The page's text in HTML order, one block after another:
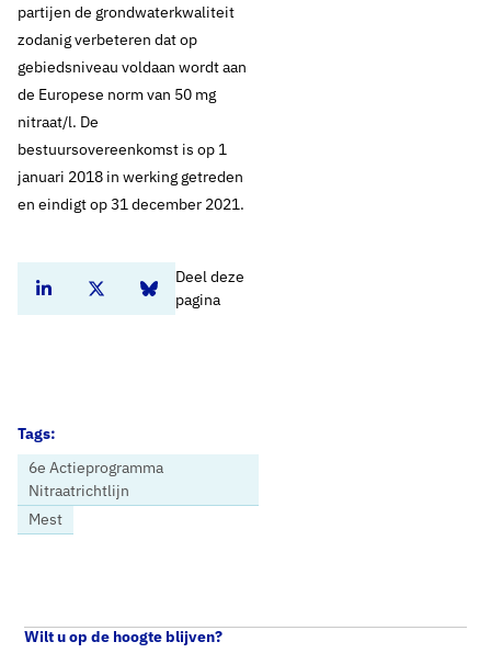
Home Nieuws
partijen de grondwaterkwaliteit
zodanig verbeteren dat op
gebiedsniveau voldaan wordt aan
de Europese norm van 50 mg
nitraat/l. De
bestuursovereenkomst is op 1
januari 2018 in werking getreden
en eindigt op 31 december 2021.
Deel deze
pagina
Deel dit artikel op Linkedin
Deel dit artikel op Twitter
Deel dit artikel op Bluesky
Tags:
6e Actieprogramma
Nitraatrichtlijn
Mest
Wilt u op de hoogte blijven?